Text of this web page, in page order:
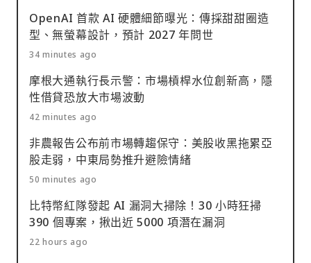
OpenAI 首款 AI 硬體細節曝光：傳採甜甜圈造
型、無螢幕設計，預計 2027 年問世
34 minutes ago
摩根大通執行長示警：市場槓桿水位創新高，隱
性借貸恐放大市場波動
42 minutes ago
非農報告公布前市場轉趨保守：美股收黑拖累亞
股走弱，中東局勢推升避險情緒
50 minutes ago
比特幣紅隊發起 AI 漏洞大掃除！30 小時狂掃
390 個專案，揪出近 5000 項潛在漏洞
22 hours ago